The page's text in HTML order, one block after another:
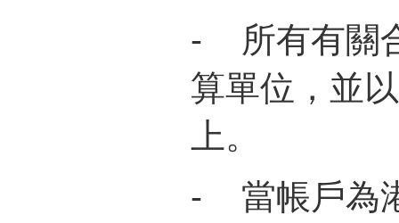
- 所有有關
算單位，並
上。
-
當帳戶為